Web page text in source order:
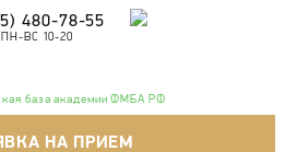
480-78-55
ПН-ВС 10-20
база академии ФМБА РФ
НА ПРИЕМ